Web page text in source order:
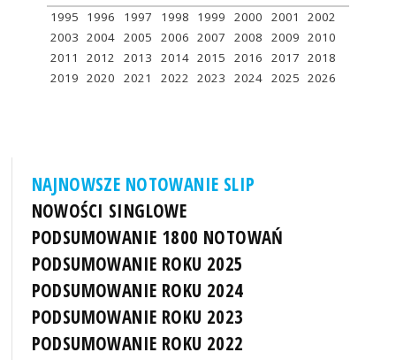
1995 1996 1997 1998 1999 2000 2001
2002
2003 2004 2005 2006 2007 2008 2009 2010
2011
2012 2013 2014 2015 2016 2017 2018
2019 2020 2021 2022 2023 2024 2025 2026
NAJNOWSZE NOTOWANIE SLIP
NOWOŚCI SINGLOWE
PODSUMOWANIE 1800 NOTOWAŃ
PODSUMOWANIE ROKU 2025
PODSUMOWANIE ROKU 2024
PODSUMOWANIE ROKU 2023
PODSUMOWANIE ROKU 2022